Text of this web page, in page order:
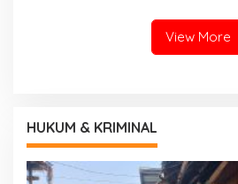
View More
HUKUM & KRIMINAL